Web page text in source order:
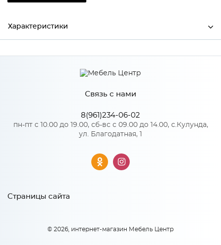
Характеристики
Производитель МиФ
Количество упаковок: 1
Связь с нами
8(961)234-06-02
пн-пт с 10.00 до 19.00, сб-вс с 09.00 до 14.00, с.Кулунда,
ул. Благодатная, 1
Страницы сайта
© 2026, интернет-магазин Мебель Центр